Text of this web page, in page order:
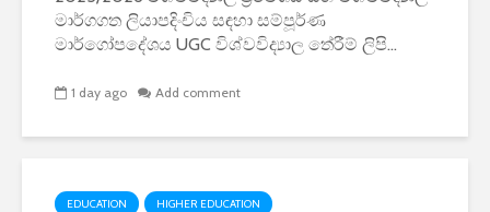
මාර්ගගත ලියාපදිංචිය සඳහා සම්පූර්ණ
මාර්ගෝපදේශය UGC විශ්වවිද්‍යාල තේරීම් ලිපි...
1 day ago Add comment
EDUCATION HIGHER EDUCATION